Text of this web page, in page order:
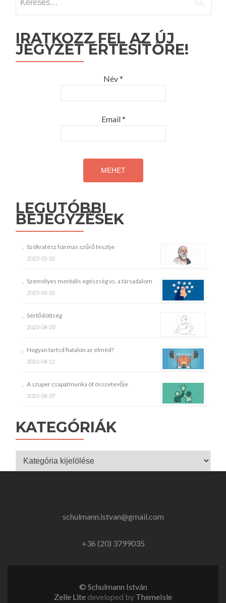
IRATKOZZ FEL AZ ÚJ
JEGYZET ÉRTESÍTŐRE!
Név *
Email *
LEGUTÓBBI
BEJEGYZÉSEK
Szókratész hármas szűrő tesztje
2023-05-02
Személyes mentális egészség vs. a társadalom
2023-05-02
Sértődöttség
2023-04-20
Hogyan tartsd fiatalon az elméd?
2023-04-12
A szuper csapatmunka öt összetevője
2023-04-07
KATEGÓRIÁK
Kategóriák
schulmann.istvan@gmail.com
+36 (20) 3799035
© Schulmann István
Zelle Lite developed by ThemeIsle